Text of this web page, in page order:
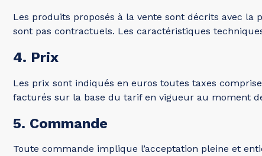
Les produits proposés à la vente sont décrits avec
sont pas contractuels. Les caractéristiques
4. Prix
Les prix sont indiqués en euros toutes taxes
facturés sur la base du tarif en vigueur au moment
5. Commande
Toute commande implique l’acceptation pleine et